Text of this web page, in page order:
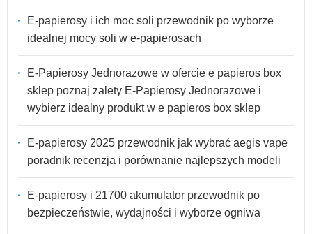
E-papierosy i ich moc soli przewodnik po wyborze
idealnej mocy soli w e-papierosach
E-Papierosy Jednorazowe w ofercie e papieros box
sklep poznaj zalety E-Papierosy Jednorazowe i
wybierz idealny produkt w e papieros box sklep
E-papierosy 2025 przewodnik jak wybrać aegis vape
poradnik recenzja i porównanie najlepszych modeli
E-papierosy i 21700 akumulator przewodnik po
bezpieczeństwie, wydajności i wyborze ogniwa